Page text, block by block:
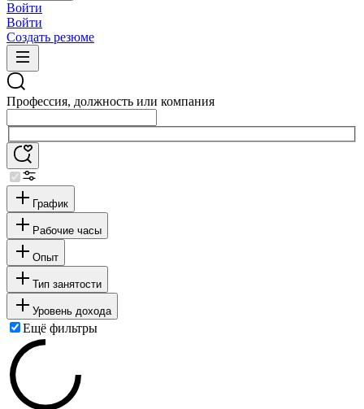
Войти
Войти
Создать резюме
Профессия, должность или компания
График
Рабочие часы
Опыт
Тип занятости
Уровень дохода
Ещё фильтры